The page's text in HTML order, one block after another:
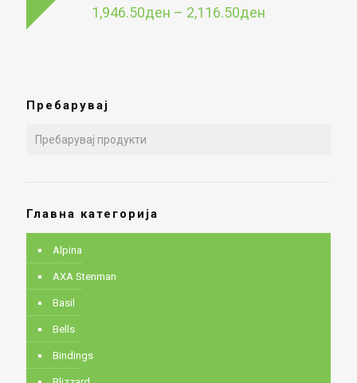
1,946.50ден – 2,116.50ден
Пребарувај
Главна категорија
Alpina
AXA Stenman
Basil
Bells
Bindings